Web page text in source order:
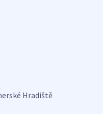
Hradiště